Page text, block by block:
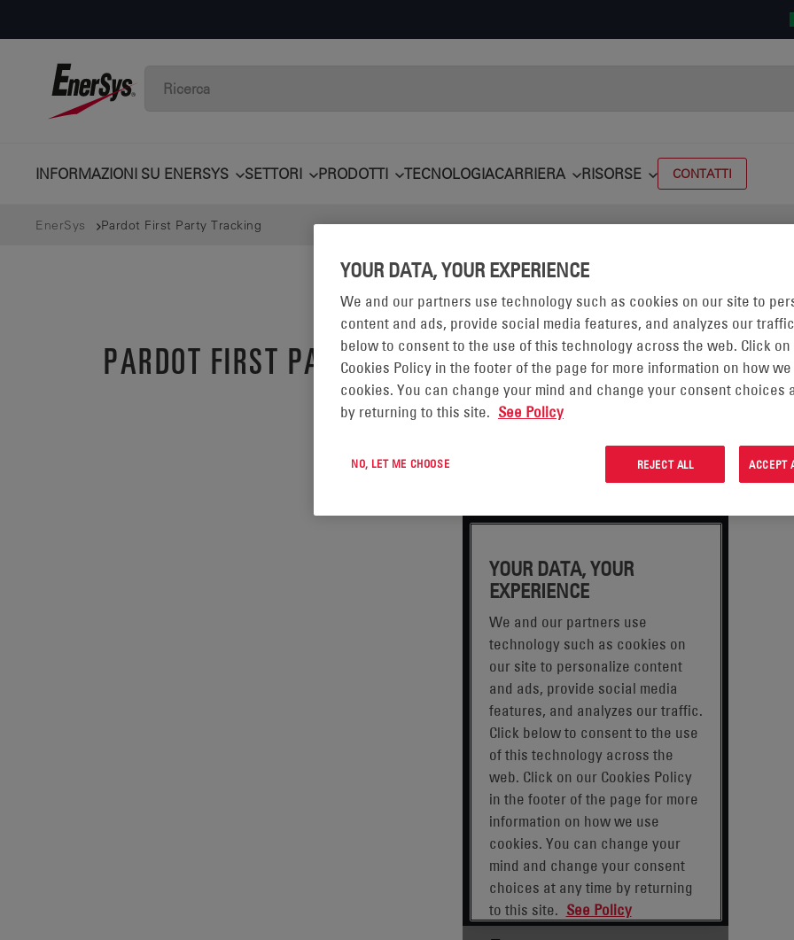
INFORMAZIONI SU ENERSYS SETTORI PRODOTTI TECNOLOGIACARRIERA RISORSE CONTATTI
EnerSys Pardot First Party Tracking
PARDOT FIRST PARTY TRACKING
YOUR DATA, YOUR EXPERIENCE
We and our partners use technology such as cookies on our site to
content and ads, provide social media features, and analyzes our
below to consent to the use of this technology across the web. Click on
Cookies Policy in the footer of the page for more information on how we
cookies. You can change your mind and change your consent choices
by returning to this site. See Policy
NO, LET ME CHOOSE REJECT ALL ACCEPT